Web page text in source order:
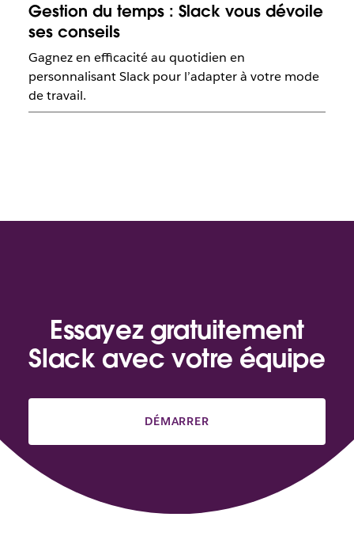
Gestion du temps : Slack vous dévoile
ses conseils
Gagnez en efficacité au quotidien en
personnalisant Slack pour l’adapter à votre mode
de travail.
Essayez gratuitement
Slack avec votre équipe
DÉMARRER